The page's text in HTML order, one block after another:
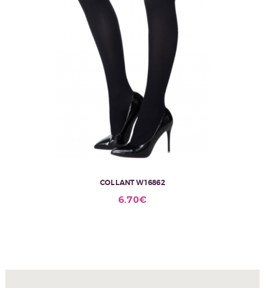
COLLANT W16862
6.70€